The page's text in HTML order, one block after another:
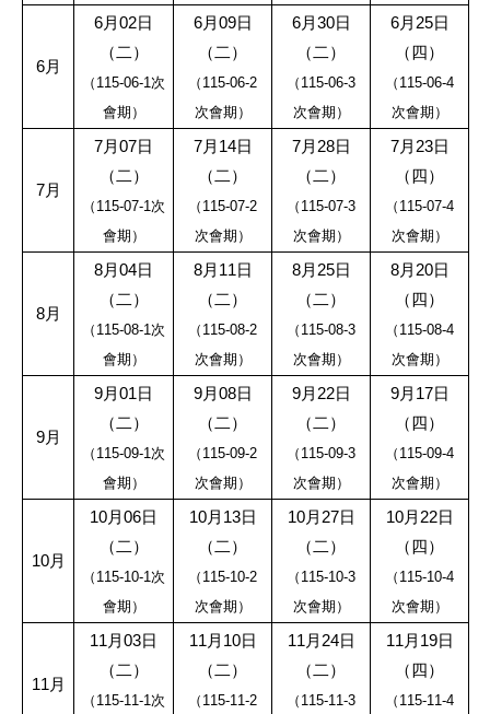
6月
6月02日
（二）
（ 115-06-1次
會期）
6月09日
（二）
（ 115-06-2
次會期）
6月30日
（二）
（ 115-06-3
次會期）
6月 25日
（四）
（ 115-06-4
次會期）
7月
7月07日
（二）
（ 115-07-1次
會期）
7月 14日
（二）
（ 115-07-2
次會期）
7月 28日
（二）
（ 115-07-3
次會期）
7月 23日
（四）
（ 115-07-4
次會期）
8月
8月04日
（二）
（ 115-08-1次
會期）
8月 11日
（二）
（ 115-08-2
次會期）
8月 25日
（二）
（ 115-08-3
次會期）
8月 20日
（四）
（ 115-08-4
次會期）
9月
9月01日
（二）
（ 115-09-1次
會期）
9月08日
（二）
（ 115-09-2
次會期）
9月 22日
（二）
（ 115-09-3
次會期）
9月 17日
（四）
（ 115-09-4
次會期）
10月
10月06日
（二）
（ 115-10-1次
會期）
10月 13日
（二）
（ 115-10-2
次會期）
10月 27日
（二）
（ 115-10-3
次會期）
10月 22日
（四）
（ 115-10-4
次會期）
11 月
11 月03日
（二）
（ 115-11-1次
11 月 10日
（二）
（ 115-11-2
11 月 24日
（二）
（ 115-11-3
11 月 19日
（四）
（ 115-11-4